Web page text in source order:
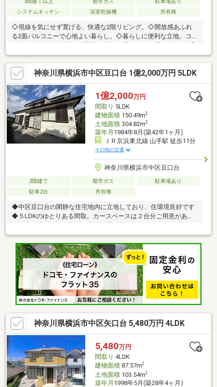
システムキッチン
浴室乾燥機 所有権
◇視線を気にせず寛げる、快適な2階リビング。◇開放感あふれ
る2面バルコニーで心地よい暮らし。◇暮らしに便利な立地。コ
家具や家電と【エクステリア】カーポートや楽しめる庭、この充
実度で変わってきます。これらを一括で購入でき、その代金を住
宅ローンに組み込むことが可能なサービス、それがやどかリッチ
です。※東京MXテレビ「カンニング竹山のイチバン研究所」２０
２３年７月１日放送
神奈川県横浜市中区豆口台 1億2,000万円 5LDK
1億2,000万円
間取り 5LDK
建物面積150.49m2
土地面積304.82m2
築年月 1984年8月(築42年1ヶ月)
ＪＲ京浜東北線 山手駅 徒歩11分
その他の交通
神奈川県横浜市中区豆口台
2階建て 都市ガス
駐車場あり
駐車2台
所有権
◆中区豆口台の閑静な住宅地内に立地しており、住環境良好です
◆５LDKのゆとりある間取。カースペースは２台分ご用意があり
りある敷地（約９２坪）お土地としてもご検討頂けます◆南面に
はゆったりとしたお庭スペースが広がります◆全室南向きの明る
い住まいです◆２階の１０帖にお部屋は主寝室におすすめ◆収納
スペースもたっぷりご用意されています
神奈川県横浜市中区矢口台 5,480万円 4LDK
5,480万円
間取り 4LDK
建物面積87.57m2
土地面積103.54m2
築年月 1998年5月(築28年4ヶ月)